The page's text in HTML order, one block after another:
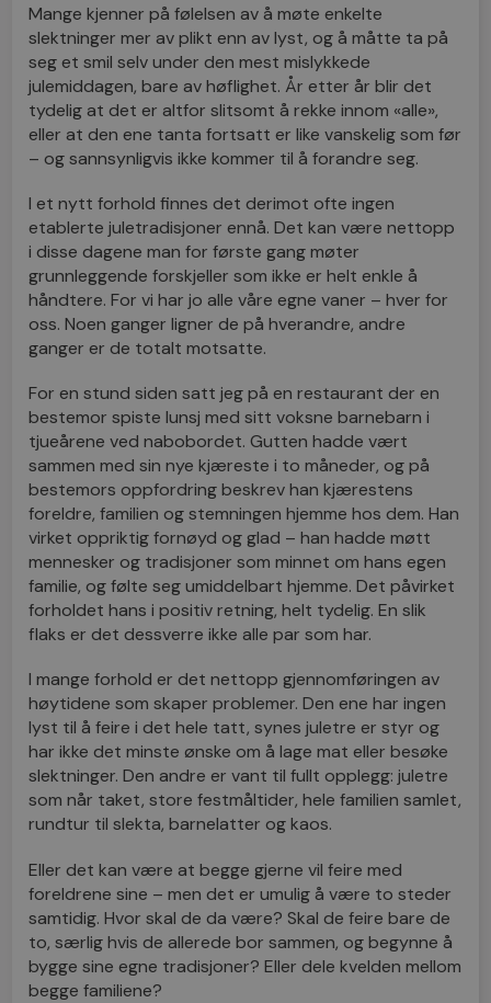
Mange kjenner på følelsen av å møte enkelte
slektninger mer av plikt enn av lyst, og å måtte ta på
seg et smil selv under den mest mislykkede
julemiddagen, bare av høflighet. År etter år blir det
tydelig at det er altfor slitsomt å rekke innom «alle»,
eller at den ene tanta fortsatt er like vanskelig som før
– og sannsynligvis ikke kommer til å forandre seg.
I et nytt forhold finnes det derimot ofte ingen
etablerte juletradisjoner ennå. Det kan være nettopp
i disse dagene man for første gang møter
grunnleggende forskjeller som ikke er helt enkle å
håndtere. For vi har joalle våre egne vaner – hver for
oss. Noen ganger ligner de på hverandre, andre
ganger er de totalt motsatte.
For en stund siden satt jeg på en restaurant der en
bestemor spiste lunsj med sitt voksne barnebarn i
tjueårene ved nabobordet. Gutten hadde vært
sammen med sin nye kjæreste i to måneder, og på
bestemors oppfordring beskrev han kjærestens
foreldre, familien og stemningen hjemme hos dem. Han
virket oppriktig fornøyd og glad – han hadde møtt
mennesker og tradisjoner som minnet om hans egen
familie, og følte seg umiddelbart hjemme. Det påvirket
forholdet hans i positiv retning, helt tydelig. En slik
flaks er det dessverre ikke alle par som har.
I mange forhold er det nettopp gjennomføringen av
høytidene som skaper problemer. Den ene har ingen
lyst til å feire i det hele tatt, synes juletre er styr og
har ikke det minste ønske om å lage mat eller besøke
slektninger. Den andre er vant til fullt opplegg: juletre
som når taket, store festmåltider, hele familien samlet,
rundtur til slekta, barnelatter og kaos.
Eller det kan være at begge gjerne vil feire med
foreldrene sine – men det er umulig å være to steder
samtidig. Hvor skal de da være? Skal de feire bare de
to,særlighvis de allerede bor sammen, og begynne å
bygge sine egne tradisjoner? Eller dele kvelden mellom
begge familiene?